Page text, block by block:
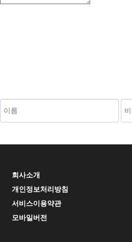
회사소개
개인정보처리방침
서비스이용약관
모바일버전